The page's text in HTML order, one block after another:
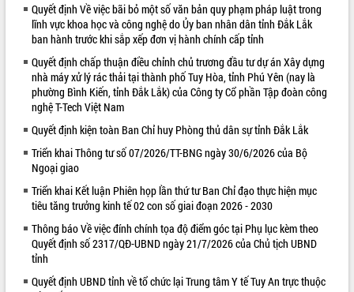
Khám bệnh, cấp phát thuốc miễn phí
và tặng quà người dân xã Cư Pui
Hội nghị UBND tỉnh Đắk Lắk thường kỳ
tháng 7/2026
Lễ truy tặng danh hiệu “Bà Mẹ Việt
Nam Anh hùng” và trao Huân chương
UBND tỉnh Đắk Lắk triển khai nhiệm
vụ 6 tháng cuối năm 2026
Kỳ họp thứ Hai, Hội đồng nhân dân
ALBUM ẢNH
Quyết định Về việc bãi bỏ một số văn bản quy phạm pháp luật trong
lĩnh vực khoa học và công nghệ do Ủy ban nhân dân tỉnh Đắk Lắk
ban hành trước khi sắp xếp đơn vị hành chính cấp tỉnh
Quyết định chấp thuận điều chỉnh chủ trương đầu tư dự án Xây dựng
nhà máy xử lý rác thải tại thành phố Tuy Hòa, tỉnh Phú Yên (nay là
phường Bình Kiến, tỉnh Đắk Lắk) của Công ty Cổ phần Tập đoàn công
nghệ T-Tech Việt Nam
Quyết định kiện toàn Ban Chỉ huy Phòng thủ dân sự tỉnh Đắk Lắk
Triển khai Thông tư số 07/2026/TT-BNG ngày 30/6/2026 của Bộ
Ngoại giao
Triển khai Kết luận Phiên họp lần thứ tư Ban Chỉ đạo thực hiện mục
tiêu tăng trưởng kinh tế 02 con số giai đoạn 2026 - 2030
Thông báo Về việc đính chính tọa độ điểm góc tại Phụ lục kèm theo
Quyết định số 2317/QĐ-UBND ngày 21/7/2026 của Chủ tịch UBND
tỉnh
Quyết định UBND tỉnh về tổ chức lại Trung tâm Y tế Tuy An trực thuộc